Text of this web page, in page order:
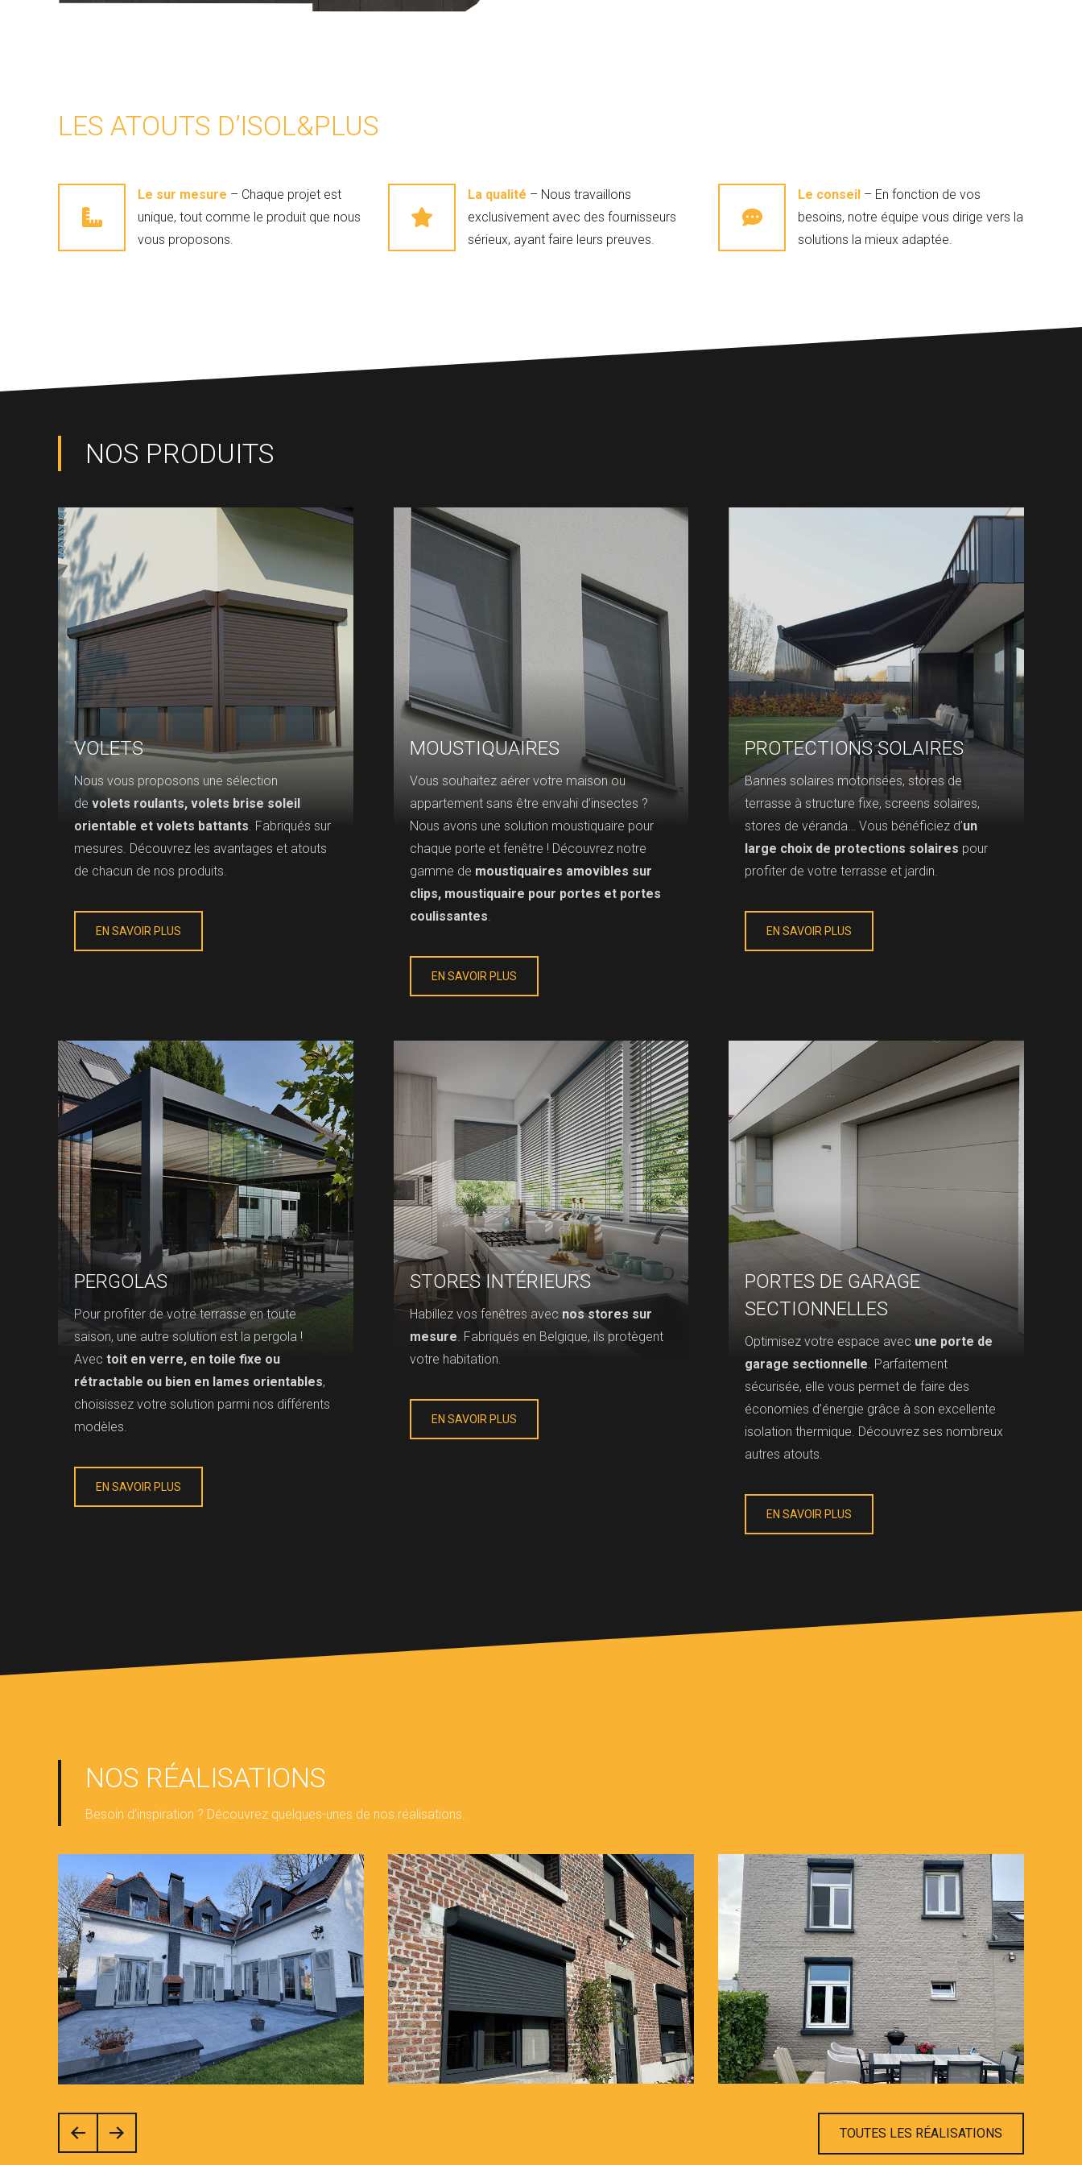
LES ATOUTS D’ISOL&PLUS
Le sur mesure – Chaque projet est
unique, tout comme le produit que nous
vous proposons.
La qualité – Nous travaillons
exclusivement avec des fournisseurs
sérieux, ayant faire leurs preuves.
Le conseil – En fonction de vos
besoins, notre équipe vous dirige vers la
solutions la mieux adaptée.
NOS PRODUITS
VOLETS
Nous vous proposons une sélection
de volets roulants, volets brise soleil
orientable et volets battants. Fabriqués sur
mesures. Découvrez les avantages et atouts
de chacun de nos produits.
EN SAVOIR PLUS
MOUSTIQUAIRES
Vous souhaitez aérer votre maison ou
appartement sans être envahi d’insectes ?
Nous avons une solution moustiquaire pour
chaque porte et fenêtre ! Découvrez notre
gamme de moustiquaires amovibles sur
clips, moustiquaire pour portes et portes
coulissantes.
EN SAVOIR PLUS
PROTECTIONS SOLAIRES
Bannes solaires motorisées, stores de
terrasse à structure fixe, screens solaires,
stores de véranda… Vous bénéficiez d’un
large choix de protections solaires pour
profiter de votre terrasse et jardin.
EN SAVOIR PLUS
PERGOLAS
Pour profiter de votre terrasse en toute
saison, une autre solution est la pergola !
Avec toit en verre, en toile fixe ou
rétractable ou bien en lames orientables,
choisissez votre solution parmi nos différents
modèles.
EN SAVOIR PLUS
STORES INTÉRIEURS
Habillez vos fenêtres avec nos stores sur
mesure. Fabriqués en Belgique, ils protègent
votre habitation.
EN SAVOIR PLUS
PORTES DE GARAGE
SECTIONNELLES
Optimisez votre espace avec une porte de
garage sectionnelle. Parfaitement
sécurisée, elle vous permet de faire des
économies d’énergie grâce à son excellente
isolation thermique. Découvrez ses nombreux
autres atouts.
EN SAVOIR PLUS
NOS RÉALISATIONS
Besoin d’inspiration ? Découvrez quelques-unes de nos réalisations.
TOUTES LES RÉALISATIONS